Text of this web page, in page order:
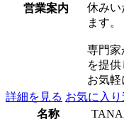
営業案内
休みい
ます。
専門家
を提供
お気軽
詳細を見る お気に入り
名称